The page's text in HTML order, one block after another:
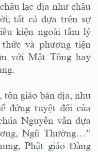
lạc địa như châu
tất cả dựa trên sự
kiện ngoài tầm lý
và phương tiện
với Mật Tông hay
tôn giáo bản địa, nhu
đứng tuyệt đối của
Nguyễn vẫn dựa
Ngũ Thường…”
Phật giáo Đàng